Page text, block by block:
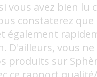
vous avez bien lu
constaterez
également
D'ailleurs, vous
produits sur
ce rapport